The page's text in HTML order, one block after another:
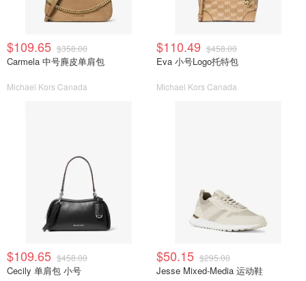
$109.65 $358.00
Carmela 中号麂皮单肩包
Michael Kors Canada
$110.49 $458.00
Eva 小号Logo托特包
Michael Kors Canada
$109.65 $458.00
Cecily 单肩包 小号
$50.15 $295.00
Jesse Mixed-Media 运动鞋